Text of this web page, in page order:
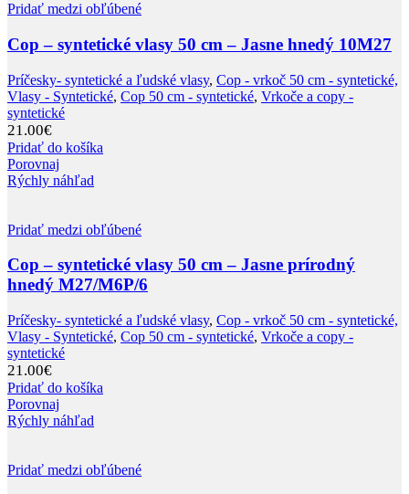
Pridať medzi obľúbené
Cop – syntetické vlasy 50 cm – Jasne hnedý 10M27
Príčesky- syntetické a ľudské vlasy, Cop - vrkoč 50 cm - syntetické,
Vlasy - Syntetické, Cop 50 cm - syntetické, Vrkoče a copy -
syntetické
21.00€
Pridať do košíka
Porovnaj
Rýchly náhľad
Pridať medzi obľúbené
Cop – syntetické vlasy 50 cm – Jasne prírodný
hnedý M27/M6P/6
Príčesky- syntetické a ľudské vlasy, Cop - vrkoč 50 cm - syntetické,
Vlasy - Syntetické, Cop 50 cm - syntetické, Vrkoče a copy -
syntetické
21.00€
Pridať do košíka
Porovnaj
Rýchly náhľad
Pridať medzi obľúbené